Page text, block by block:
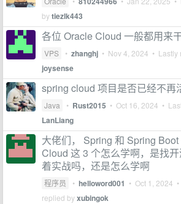
bytiezlk443
各位 Oracle Cloud 一般都用来
VPS • zhanghj • Nov 4, 2024 • Lastly
joysense
spring cloud 项目是否已经不再
Java • Rust2015 • Oct 16, 2024 •
LanLiang
大佬们， Spring 和 Spring
Cloud 这 3 个怎么学啊，是找
着实战吗，还是怎么学啊
程序员 • helloword001 • Oct 1, 2024
replied byxubingok